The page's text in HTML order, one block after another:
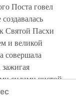
Поста говел
Святой Пасхи
и великой
совершала
силами чистой